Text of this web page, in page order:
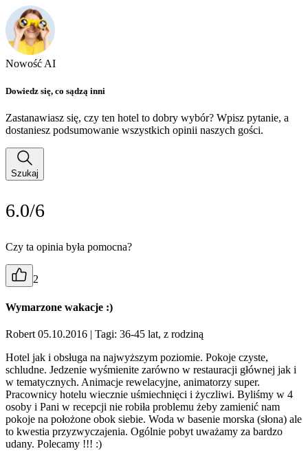
Nowość AI
Dowiedz się, co sądzą inni
Zastanawiasz się, czy ten hotel to dobry wybór? Wpisz pytanie, a
dostaniesz podsumowanie wszystkich opinii naszych gości.
Szukaj
6.0/6
Czy ta opinia była pomocna?
2
Wymarzone wakacje :)
Robert 05.10.2016 | Tagi: 36-45 lat, z rodziną
Hotel jak i obsługa na najwyższym poziomie. Pokoje czyste,
schludne. Jedzenie wyśmienite zarówno w restauracji głównej jak i
w tematycznych. Animacje rewelacyjne, animatorzy super.
Pracownicy hotelu wiecznie uśmiechnięci i życzliwi. Byliśmy w 4
osoby i Pani w recepcji nie robiła problemu żeby zamienić nam
pokoje na położone obok siebie. Woda w basenie morska (słona) ale
to kwestia przyzwyczajenia. Ogólnie pobyt uważamy za bardzo
udany. Polecamy !!! :)